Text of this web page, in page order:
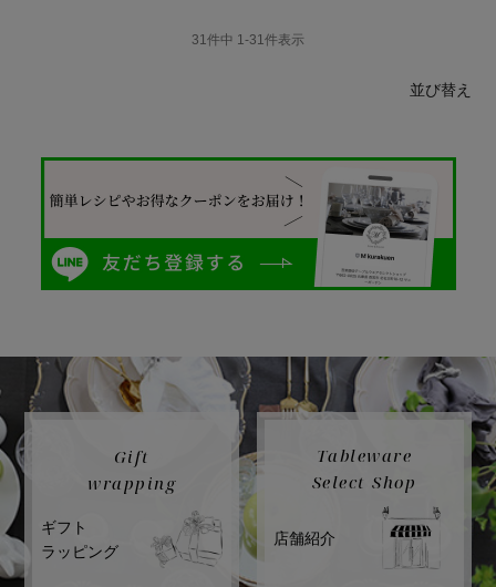
並び替え
31件中 1-31件表示
Gift
wrapping
ギフト
ラッピング
Tableware
Select Shop
店舗紹介